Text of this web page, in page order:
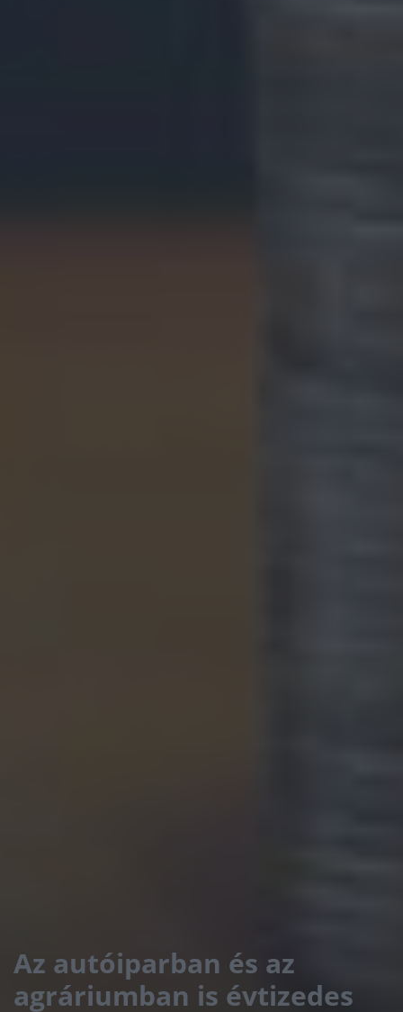
Az autóiparban és az
agráriumban is évtizedes